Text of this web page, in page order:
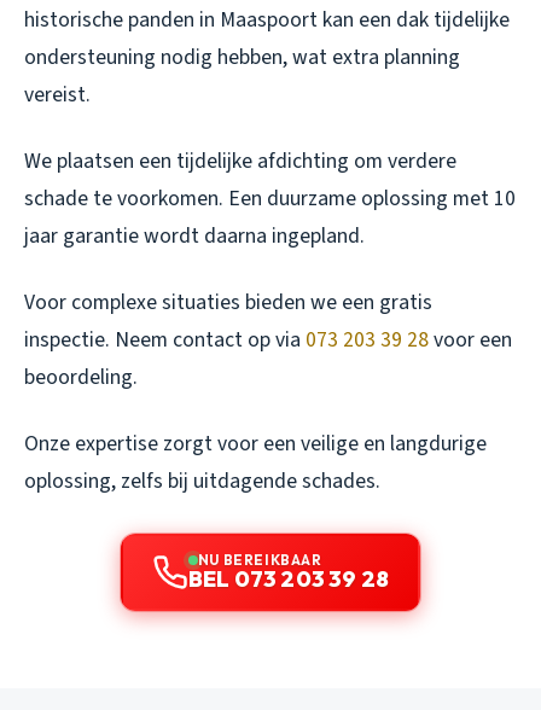
historische panden in Maaspoort kan een dak tijdelijke
ondersteuning nodig hebben, wat extra planning
vereist.
We plaatsen een tijdelijke afdichting om verdere
schade te voorkomen. Een duurzame oplossing met 10
jaar garantie wordt daarna ingepland.
Voor complexe situaties bieden we een gratis
inspectie. Neem contact op via 073 203 39 28voor een
beoordeling.
Onze expertise zorgt voor een veilige en langdurige
oplossing, zelfs bij uitdagende schades.
NU BEREIKBAAR
BEL 073 203 39 28